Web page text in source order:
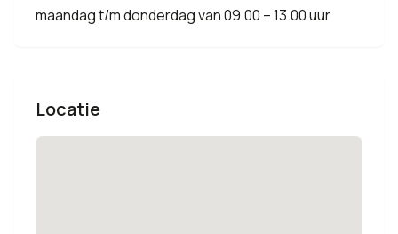
maandag t/m donderdag van 09.00 – 13.00 uur
Locatie